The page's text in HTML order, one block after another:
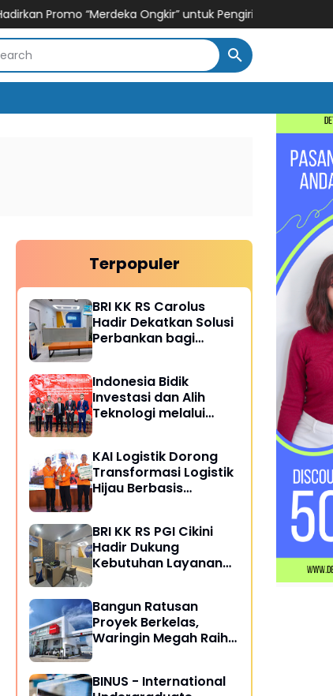
Pengiriman Paket Hisense Siap Layani Konsumen 365
Terpopuler
BRI KK RS Carolus
Hadir Dekatkan Solusi
Perbankan bagi
Indonesia Bidik
Investasi dan Alih
Teknologi melalui
KAI Logistik Dorong
Transformasi Logistik
Hijau Berbasis
BRI KK RS PGI Cikini
Hadir Dukung
Kebutuhan Layanan
Sakit
Bangun Ratusan
Proyek Berkelas,
Waringin Megah Raih
BINUS - International